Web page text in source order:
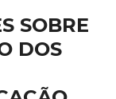
SOBRE
DOS